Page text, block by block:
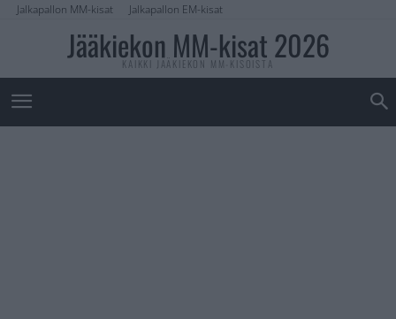
Jalkapallon MM-kisat Jalkapallon EM-kisat
Jääkiekon MM-kisat 2026
KAIKKI JÄÄKIEKON MM-KISOISTA